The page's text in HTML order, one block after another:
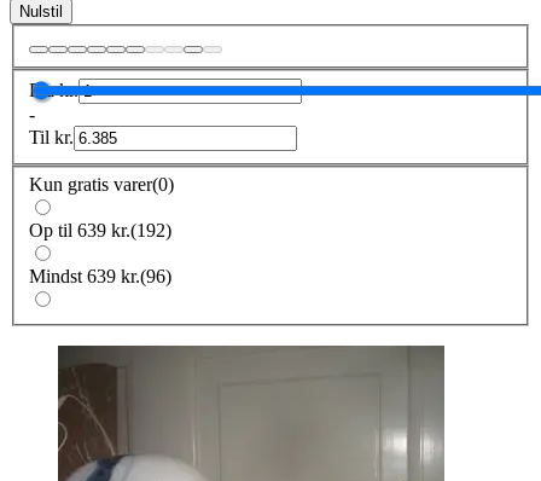
Nulstil
Frakr.
-
Til kr.
Kun gratis varer(0)
Op til 639 kr.(192)
Mindst 639 kr.(96)